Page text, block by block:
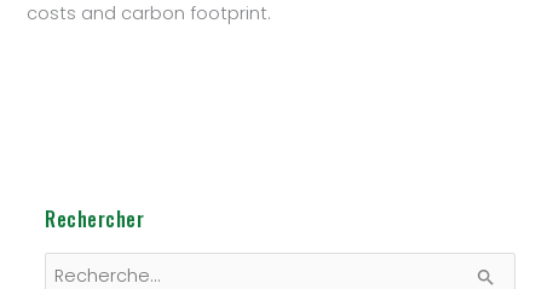
costs and carbon footprint.
Rechercher